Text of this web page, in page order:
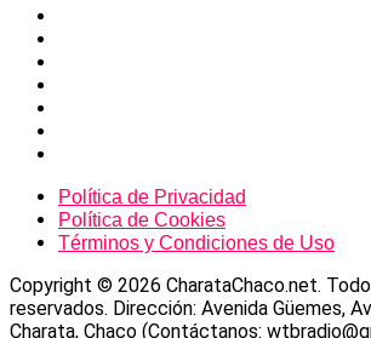
Política de Privacidad
Política de Cookies
Términos y Condiciones de Uso
Copyright © 2026 CharataChaco.net.
reservados. Dirección: Avenida Güemes,
Charata, Chaco (Contáctanos: